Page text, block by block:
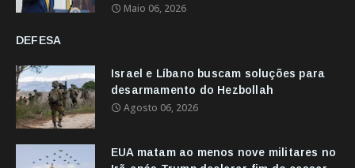
Maio 06, 2026
DEFESA
Israel e Líbano buscam soluções para
desarmamento do Hezbollah
Agosto 06, 2026
EUA matam ao menos nove militares no